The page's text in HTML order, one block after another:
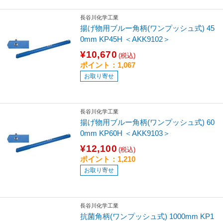
長谷川化学工業
揚げ物用ブルー角柄(ワンプッシュ式) 45
0mm KP45H ＜AKK9102＞
¥10,670 (税込)
ポイント：1,067
お取り寄せ
長谷川化学工業
揚げ物用ブルー角柄(ワンプッシュ式) 60
0mm KP60H ＜AKK9103＞
¥12,100 (税込)
ポイント：1,210
お取り寄せ
長谷川化学工業
抗菌角柄(ワンプッシュ式) 1000mm KP1